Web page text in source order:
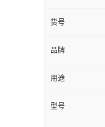
货号
品牌
用途
型号